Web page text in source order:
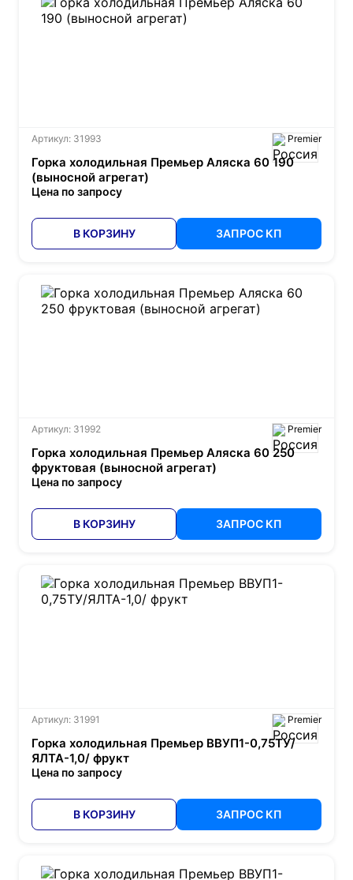
Артикул: 31993 Premier
Горка холодильная Премьер Аляска 60 190
(выносной агрегат)
Цена по запросу
В КОРЗИНУ ЗАПРОС КП
Артикул: 31992 Premier
Горка холодильная Премьер Аляска 60 250
фруктовая (выносной агрегат)
Цена по запросу
В КОРЗИНУ ЗАПРОС КП
Артикул: 31991 Premier
Горка холодильная Премьер ВВУП1-0,75ТУ/
ЯЛТА-1,0/ фрукт
Цена по запросу
В КОРЗИНУ ЗАПРОС КП